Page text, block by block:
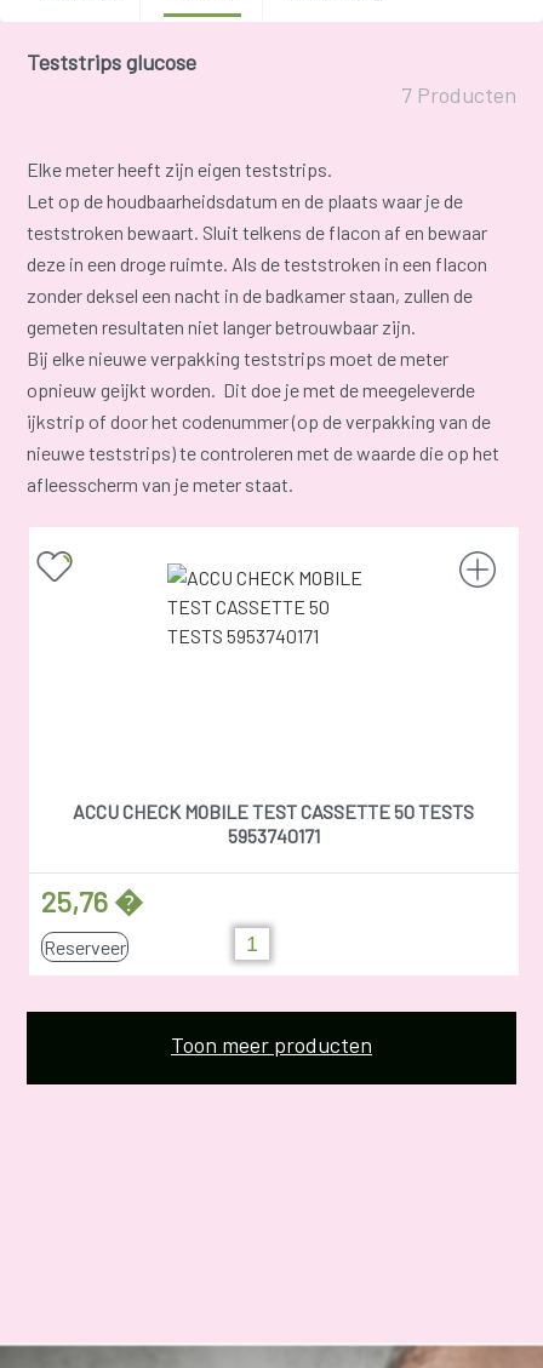
Teststrips glucose
7 Producten
Elke meter heeft zijn eigen teststrips.
Let op de houdbaarheidsdatum en de plaats waar je de
teststroken bewaart. Sluit telkens de flacon af en bewaar
deze in een droge ruimte. Als de teststroken in een flacon
zonder deksel een nacht in de badkamer staan, zullen de
gemeten resultaten niet langer betrouwbaar zijn.
Bij elke nieuwe verpakking teststrips moet de meter
opnieuw geijkt worden. Dit doe je met de meegeleverde
ijkstrip of door het codenummer (op de verpakking van de
nieuwe teststrips) te controleren met de waarde die op het
afleesscherm van je meter staat.
ACCU CHECK MOBILE TEST CASSETTE 50 TESTS
5953740171
25,76 �
Reserveer
Toon meer producten